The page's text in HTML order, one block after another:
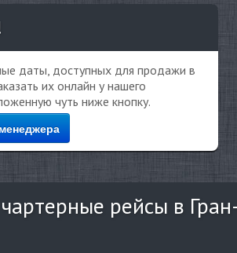
даты, доступных для продажи в
их онлайн у нашего
чуть ниже кнопку.
рейсы в